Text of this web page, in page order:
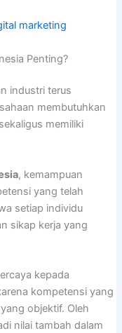
marketing
Penting?
industri terus
membutuhkan
memiliki
, kemampuan
yang telah
setiap individu
sikap kerja yang
kepada
kompetensi yang
objektif. Oleh
nilai tambah dalam